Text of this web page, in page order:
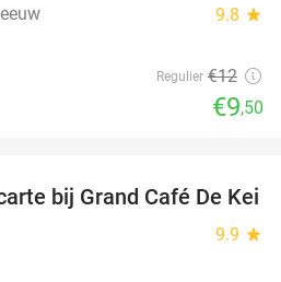
9.8 star
Regulier €12
€9,50
21%
bij Grand Café De Kei
9.9 star